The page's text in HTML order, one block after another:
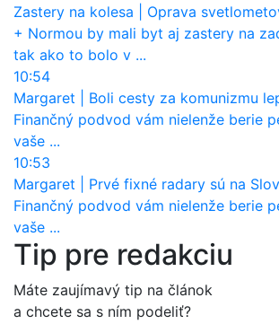
Zastery na kolesa
Oprava svetlometov by mala byť normou.
+ Normou by mali byt aj zastery na
tak ako to bolo v ...
10:54
Margaret
Boli cesty za komunizmu lepšie
Finančný podvod vám nielenže berie
vaše ...
10:53
Margaret
Prvé fixné radary sú na Slovensku. Posielajú už
Finančný podvod vám nielenže berie
vaše ...
Tip pre redakciu
Máte zaujímavý tip na článok
a chcete sa s ním podeliť?